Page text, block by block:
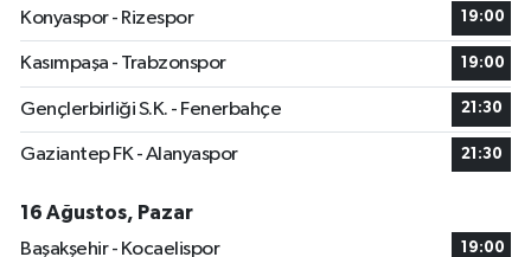
Konyaspor - Rizespor
19:00
Kasımpaşa - Trabzonspor 19:00
Gençlerbirliği S.K. - Fenerbahçe 21:30
Gaziantep FK - Alanyaspor 21:30
16 Ağustos, Pazar
Başakşehir - Kocaelispor
19:00